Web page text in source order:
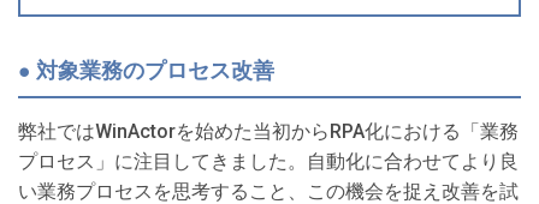
● 対象業務のプロセス改善
弊社ではWinActorを始めた当初からRPA化における「業務
プロセス」に注目してきました。自動化に合わせてより良
い業務プロセスを思考すること、この機会を捉え改善を試